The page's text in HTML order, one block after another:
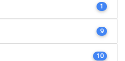
1
9
10